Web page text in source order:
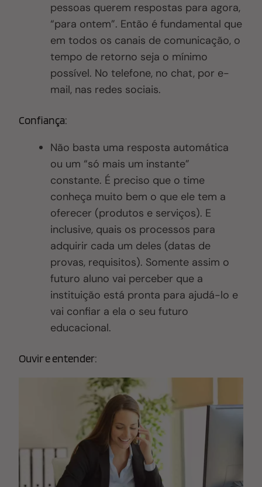
pessoas querem respostas para agora,
“para ontem”. Então é fundamental que
em todos os canais de comunicação, o
tempo de retorno seja o mínimo
possível. No telefone, no chat, por e-
mail, nas redes sociais.
Confiança:
Não basta uma resposta automática
ou um “só mais um instante”
constante. É preciso que o time
conheça muito bem o que ele tem a
oferecer (produtos e serviços). E
inclusive, quais os processos para
adquirir cada um deles (datas de
provas, requisitos). Somente assim o
futuro aluno vai perceber que a
instituição está pronta para ajudá-lo e
vai confiar a ela o seu futuro
educacional.
Ouvir e entender: